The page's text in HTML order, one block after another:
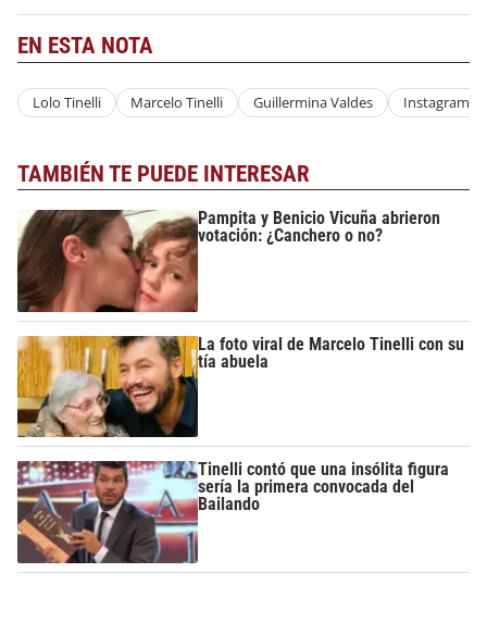
EN ESTA NOTA
Lolo Tinelli Marcelo Tinelli Guillermina Valdes Instagram
TAMBIÉN TE PUEDE INTERESAR
Pampita y Benicio Vicuña abrieron
votación: ¿Canchero o no?
La foto viral de Marcelo Tinelli con su
tía abuela
Tinelli contó que una insólita figura
sería la primera convocada del
Bailando